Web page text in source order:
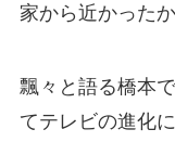
家から近かった
飄々と語る橋本
てテレビの進化